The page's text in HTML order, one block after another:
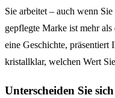
Sie arbeitet – auch wenn
gepflegte Marke ist mehr
eine Geschichte, präsentiert
kristallklar, welchen Wert
Unterscheiden Sie